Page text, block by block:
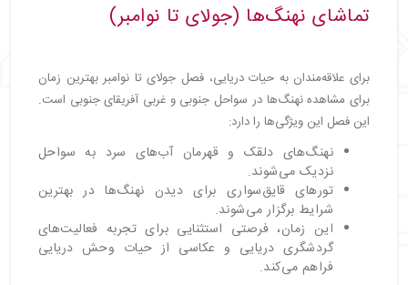
تماشای نهنگ‌ها (جولای تا نوامبر)
برای علاقه‌مندان به حیات دریایی، فصل جولای تا نوامبر بهترین زمان
برای مشاهده نهنگ‌ها در سواحل جنوبی و غربی آفریقای جنوبی است.
این فصل این ویژگی‌ها را دارد:
نهنگ‌های دلقک و قهرمان آب‌های سرد به سواحل
نزدیک می‌شوند.
تورهای قایق‌سواری برای دیدن نهنگ‌ها در بهترین
شرایط برگزار می‌شوند.
این زمان، فرصتی استثنایی برای تجربه فعالیت‌های
گردشگری دریایی و عکاسی از حیات وحش دریایی
فراهم می‌کند.